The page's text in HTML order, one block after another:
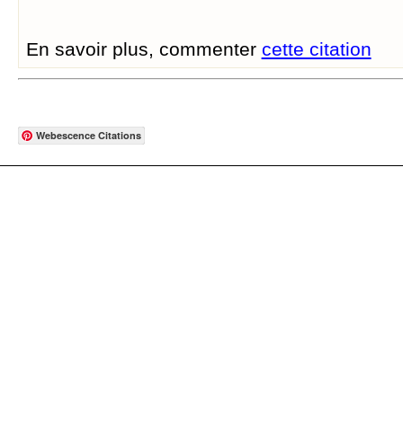
En savoir plus, commenter cette citation
Webescence Citations